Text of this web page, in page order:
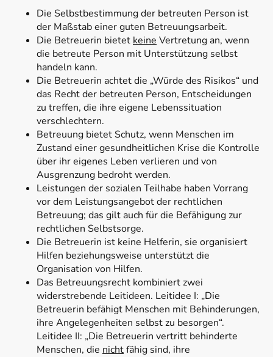
Die Selbstbestimmung der betreuten Person ist
der Maßstab einer guten Betreuungsarbeit.
Die Betreuerin bietet keine Vertretung an, wenn
die betreute Person mit Unterstützung selbst
handeln kann.
Die Betreuerin achtet die „Würde des Risikos“ und
das Recht der betreuten Person, Entscheidungen
zu treffen, die ihre eigene Lebenssituation
verschlechtern.
Betreuung bietet Schutz, wenn Menschen im
Zustand einer gesundheitlichen Krise die Kontrolle
über ihr eigenes Leben verlieren und von
Ausgrenzung bedroht werden.
Leistungen der sozialen Teilhabe haben Vorrang
vor dem Leistungsangebot der rechtlichen
Betreuung; das gilt auch für die Befähigung zur
rechtlichen Selbstsorge.
Die Betreuerin ist keine Helferin, sie organisiert
Hilfen beziehungsweise unterstützt die
Organisation von Hilfen.
Das Betreuungsrecht kombiniert zwei
widerstrebende Leitideen. Leitidee I: „Die
Betreuerin befähigt Menschen mit Behinderungen,
ihre Angelegenheiten selbst zu besorgen“.
Leitidee II: „Die Betreuerin vertritt behinderte
Menschen, die nichtfähig sind, ihre